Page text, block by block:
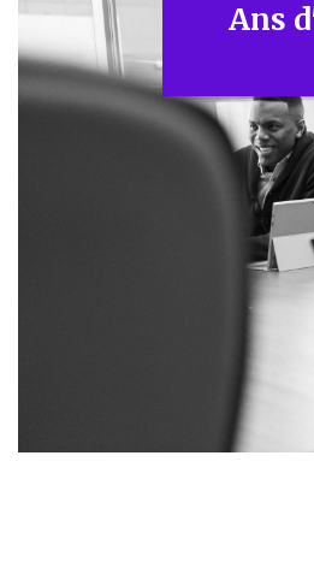
Ans